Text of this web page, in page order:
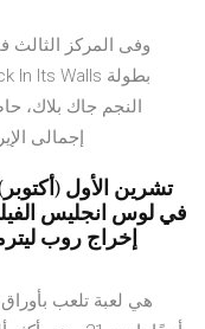
وفى المركز الثالث
إجمالى الإيرادات 53 مليون دولار
في لوس انجليس
إخراج روب